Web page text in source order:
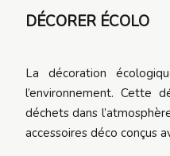
DÉCORER ÉCOLO
La décoration
l’environnement. Cette
déchets dans
accessoires déco conçus